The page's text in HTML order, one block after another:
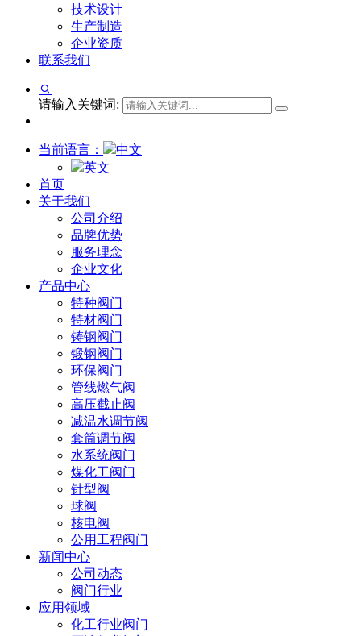
技术设计
生产制造
企业资质
联系我们
请输入关键词:
当前语言：
中文
英文
首页
关于我们
公司介绍
品牌优势
服务理念
企业文化
产品中心
特种阀门
特材阀门
铸钢阀门
锻钢阀门
环保阀门
管线燃气阀
高压截止阀
减温水调节阀
套筒调节阀
水系统阀门
煤化工阀门
针型阀
球阀
核电阀
公用工程阀门
新闻中心
公司动态
阀门行业
应用领域
化工行业阀门